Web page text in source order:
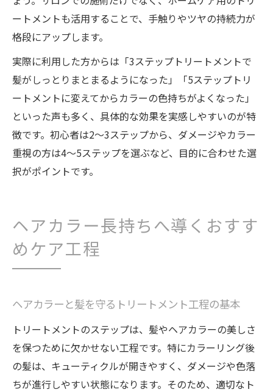
ートメントも活用することで、手触りやツヤの持続力が
格段にアップします。
実際に利用した方からは「3ステップトリートメントで
髪がしっとりまとまるようになった」「5ステップトリ
ートメントに変えてからカラーの色持ちがよくなった」
といった声も多く、具体的な効果を実感しやすいのが特
徴です。初心者は2〜3ステップから、ダメージやカラー
重視の方は4〜5ステップを選ぶなど、目的に合わせた選
択がポイントです。
ヘアカラー長持ちへ導くおすす
めケア工程
ヘアカラーと髪を守るトリートメント工程の基本
トリートメントのステップは、髪やヘアカラーの美しさ
を保つために欠かせない工程です。特にカラーリング後
の髪は、キューティクルが開きやすく、ダメージや色落
ちが進行しやすい状態になります。そのため、適切なト